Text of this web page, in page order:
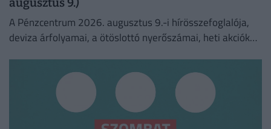
augusztus 9.)
A Pénzcentrum 2026. augusztus 9.-i hírösszefoglalója,
deviza árfolyamai, a ötöslottó nyerőszámai, heti akciók